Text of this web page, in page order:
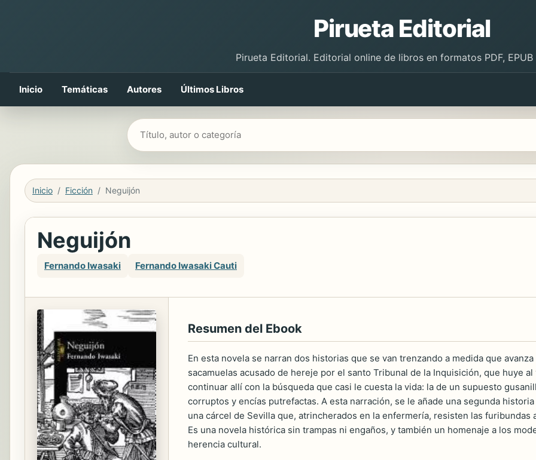
Pirueta Editorial
Pirueta Editorial. Editorial online de libros en formatos PDF, EPUB
Inicio Temáticas Autores Últimos Libros
Buscar libros
Inicio Ficción Neguijón
Neguijón
Fernando Iwasaki Fernando Iwasaki Cauti
Resumen del Ebook
En esta novela se narran dos historias que se van trenzando a medida que
sacamuelas acusado de hereje por el santo Tribunal de la Inquisición, que huye
continuar allí con la búsqueda que casi le cuesta la vida: la de un supuesto
corruptos y encías putrefactas. A esta narración, se le añade una segunda
una cárcel de Sevilla que, atrincherados en la enfermería, resisten las
Es una novela histórica sin trampas ni engaños, y también un homenaje a los
herencia cultural.